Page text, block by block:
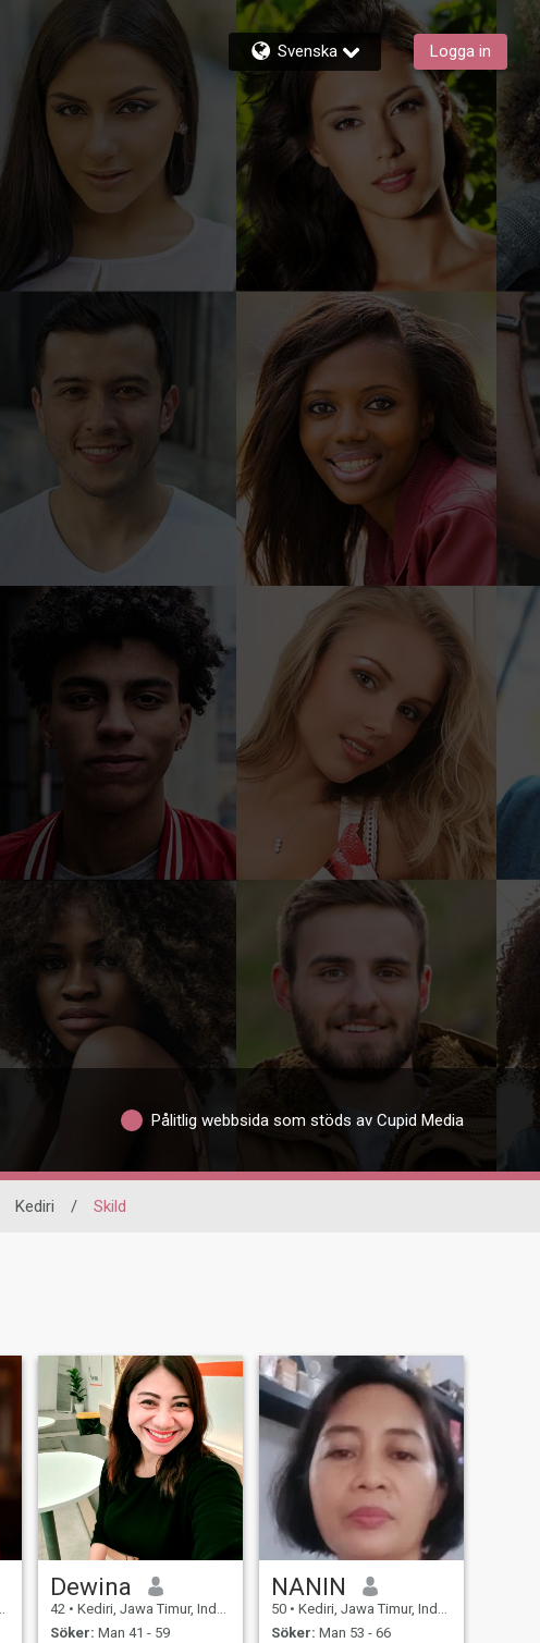
Svenska Logga in
Pålitlig webbsida som stöds av Cupid Media
Kediri / Skild
Dewina
42 • Kediri, Jawa Timur, Indonesien
Söker: Man 41 - 59
NANIN
50 • Kediri, Jawa Timur, Indonesien
Söker: Man 53 - 66